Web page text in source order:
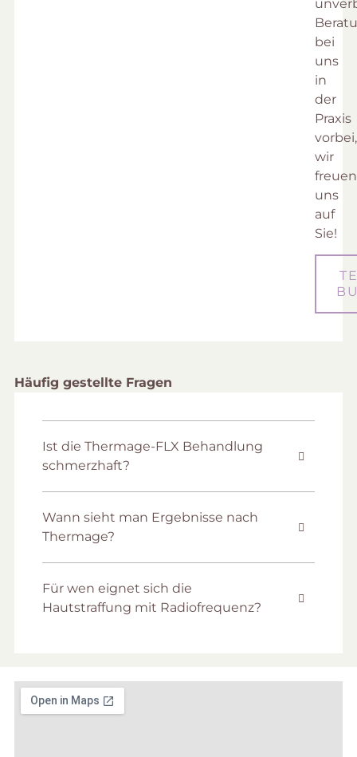
bei
uns
in
der
Praxis
vorbei,
wir
freuen
uns
auf
Sie!
Häufig gestellte Fragen
Ist die Thermage-FLX Behandlung
schmerzhaft?
Wann sieht man Ergebnisse nach
Thermage?
Für wen eignet sich die
Hautstraffung mit Radiofrequenz?